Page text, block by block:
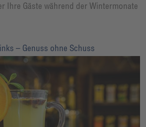
Ihre Gäste während der Wintermonate
– Genuss ohne Schuss